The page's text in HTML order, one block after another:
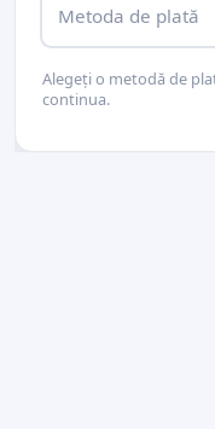
Metoda de plată
Alegeți o metodă de
continua.